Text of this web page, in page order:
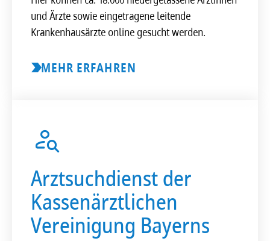
und Ärzte sowie eingetragene leitende
Krankenhausärzte online gesucht werden.
MEHR ERFAHREN
Arztsuchdienst der
Kassenärztlichen
Vereinigung Bayerns